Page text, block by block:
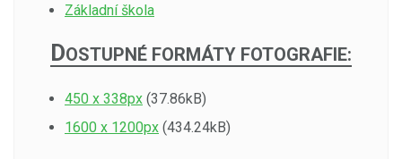
Základní škola
DOSTUPNÉ FORMÁTY FOTOGRAFIE:
450 x 338px (37.86kB)
1600 x 1200px (434.24kB)